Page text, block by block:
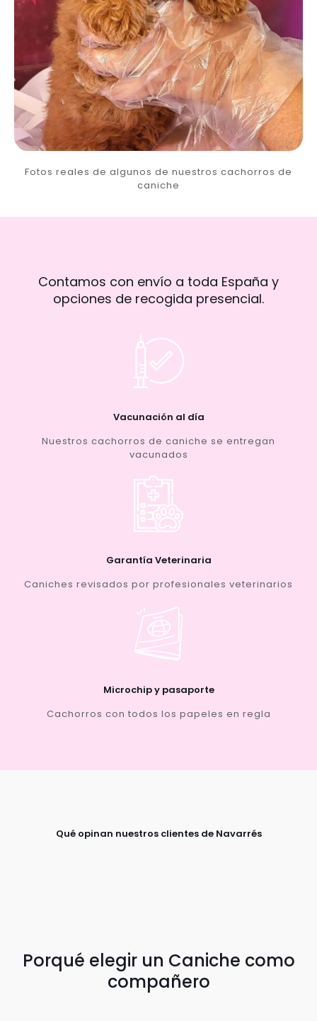
Fotos reales de algunos de nuestros cachorros de
caniche
Contamos con envío a toda España y
opciones de recogida presencial.
Vacunación al día
Nuestros cachorros de caniche se entregan
vacunados
Garantía Veterinaria
Caniches revisados por profesionales veterinarios
Microchip y pasaporte
Cachorros con todos los papeles en regla
Qué opinan nuestros clientes de Navarrés
Porqué elegir un Caniche como
compañero